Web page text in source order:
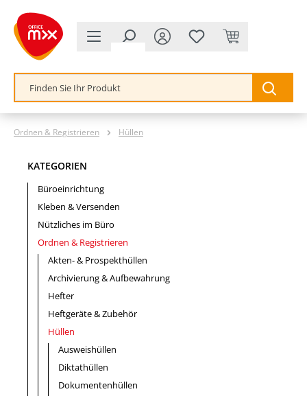
springen
Ordnen & Registrieren Hüllen
KATEGORIEN
Büroeinrichtung
Kleben & Versenden
Nützliches im Büro
Ordnen & Registrieren
Akten- & Prospekthüllen
Archivierung & Aufbewahrung
Hefter
Heftgeräte & Zubehör
Hüllen
Ausweishüllen
Diktathüllen
Dokumentenhüllen